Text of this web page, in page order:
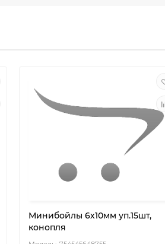
Минибойлы 6х10мм уп.15шт,
конопля